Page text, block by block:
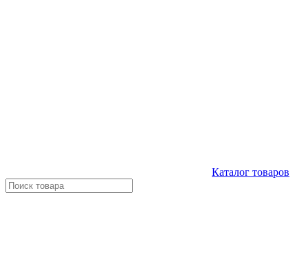
Каталог товаров